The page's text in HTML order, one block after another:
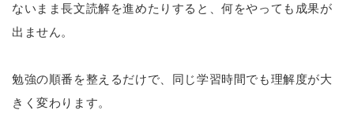
ないまま長文読解を進めたりすると、何をやっても成果が
出ません。
勉強の順番を整えるだけで、同じ学習時間でも理解度が大
きく変わります。